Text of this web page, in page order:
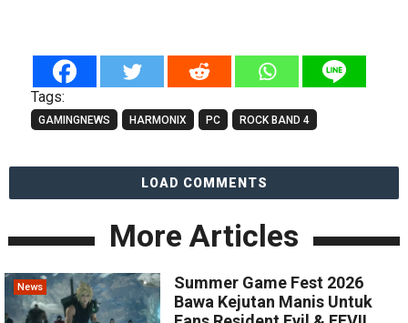
Tags:
GAMINGNEWS HARMONIX PC ROCK BAND 4
LOAD COMMENTS
More Articles
News
Summer Game Fest 2026
Bawa Kejutan Manis Untuk